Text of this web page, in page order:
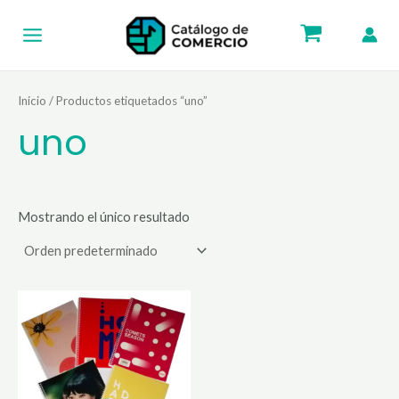
Menu
Inicio / Productos etiquetados “uno”
uno
Mostrando el único resultado